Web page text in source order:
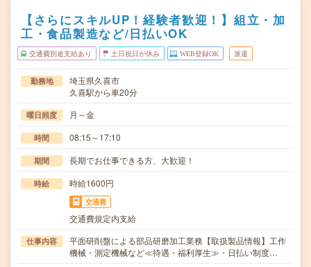
【さらにスキルUP！経験者歓迎！】組立・加
工・食品製造など/日払いOK
交通費別途支給あり 土日祝日が休み WEB登録OK 派遣
勤務地
埼玉県久喜市
久喜駅から車20分
曜日頻度 月～金
時間 08:15～17:10
期間 長期でお仕事できる方、大歓迎！
時給 時給1600円
交通費
交通費規定内支給
仕事内容
平面研削盤による部品研磨加工業務【取扱製品情報】工作
機械・測定機械など≪待遇・福利厚生≫・日払い制度…